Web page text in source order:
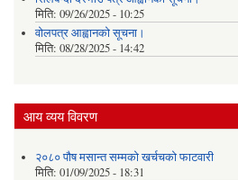
मिति: 09/26/2025 - 10:25
वोलपत्र आह्वानको सूचना।
मिति: 08/28/2025 - 14:42
आय व्यय विवरण
२०८० पौष मसान्त सम्मको खर्चचको फाटवारी
मिति: 01/09/2025 - 18:31